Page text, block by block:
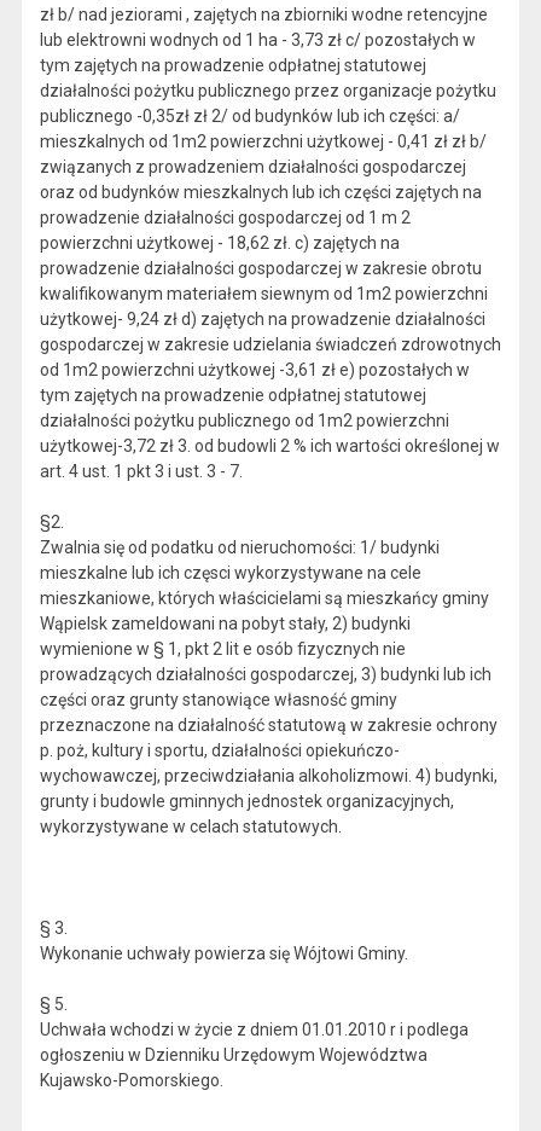
zł b/ nad jeziorami , zajętych na zbiorniki wodne retencyjne
lub elektrowni wodnych od 1 ha - 3,73 zł c/ pozostałych w
tym zajętych na prowadzenie odpłatnej statutowej
działalności pożytku publicznego przez organizacje pożytku
publicznego -0,35zł zł 2/ od budynków lub ich części: a/
mieszkalnych od 1m2 powierzchni użytkowej - 0,41 zł zł b/
związanych z prowadzeniem działalności gospodarczej
oraz od budynków mieszkalnych lub ich części zajętych na
prowadzenie działalności gospodarczej od 1 m 2
powierzchni użytkowej - 18,62 zł. c) zajętych na
prowadzenie działalności gospodarczej w zakresie obrotu
kwalifikowanym materiałem siewnym od 1m2 powierzchni
użytkowej- 9,24 zł d) zajętych na prowadzenie działalności
gospodarczej w zakresie udzielania świadczeń zdrowotnych
od 1m2 powierzchni użytkowej -3,61 zł e) pozostałych w
tym zajętych na prowadzenie odpłatnej statutowej
działalności pożytku publicznego od 1m2 powierzchni
użytkowej-3,72 zł 3. od budowli 2 % ich wartości określonej w
art. 4 ust. 1 pkt 3 i ust. 3 - 7.
§2.
Zwalnia się od podatku od nieruchomości: 1/ budynki
mieszkalne lub ich częsci wykorzystywane na cele
mieszkaniowe, których właścicielami są mieszkańcy gminy
Wąpielsk zameldowani na pobyt stały, 2) budynki
wymienione w § 1, pkt 2 lit e osób fizycznych nie
prowadzących działalności gospodarczej, 3) budynki lub ich
części oraz grunty stanowiące własność gminy
przeznaczone na działalność statutową w zakresie ochrony
p. poż, kultury i sportu, działalności opiekuńczo-
wychowawczej, przeciwdziałania alkoholizmowi. 4) budynki,
grunty i budowle gminnych jednostek organizacyjnych,
wykorzystywane w celach statutowych.
§ 3.
Wykonanie uchwały powierza się Wójtowi Gminy.
§ 5.
Uchwała wchodzi w życie z dniem 01.01.2010 r i podlega
ogłoszeniu w Dzienniku Urzędowym Województwa
Kujawsko-Pomorskiego.